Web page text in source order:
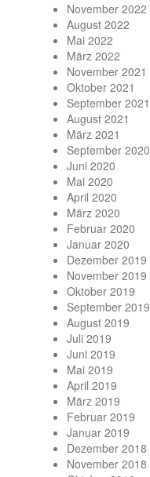
November 2022
August 2022
Mai 2022
März 2022
November 2021
Oktober 2021
September 2021
August 2021
März 2021
September 2020
Juni 2020
Mai 2020
April 2020
März 2020
Februar 2020
Januar 2020
Dezember 2019
November 2019
Oktober 2019
September 2019
August 2019
Juli 2019
Juni 2019
Mai 2019
April 2019
März 2019
Februar 2019
Januar 2019
Dezember 2018
November 2018